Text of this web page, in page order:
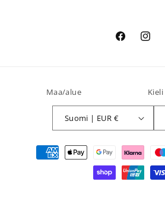
Facebook
Maa/alue
Suomi | EUR €
Kieli
Maksutavat